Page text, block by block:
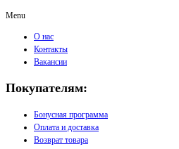
Menu
О нас
Контакты
Вакансии
Покупателям:
Бонусная программа
Оплата и доставка
Возврат товара